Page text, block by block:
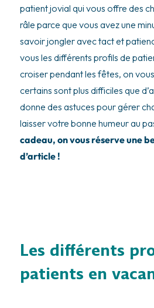
patient jovial qui vous offre des
râle parce que vous avez une
savoir jongler avec tact et
vous les différents profils de
croiser pendant les fêtes, on
certains sont plus difficiles que
donne des astuces pour gérer
laisser votre bonne humeur au
cadeau, on vous réserve une
d’article !
Les différents
patients en